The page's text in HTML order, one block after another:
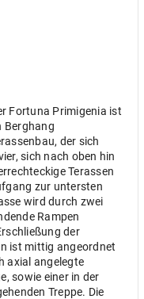
Fortuna Primigenia ist
Berghang
der sich
sich nach oben hin
Terassen
zur untersten
wird durch zwei
Rampen
der
ist mittig angeordnet
axial angelegte
sowie einer in der
Treppe. Die